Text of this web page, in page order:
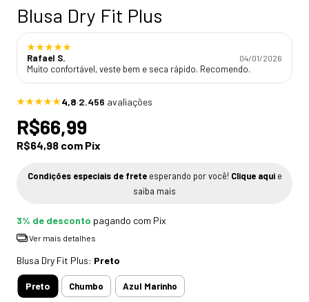
Blusa Dry Fit Plus
★★★★★
Rafael S.
04/01/2026
Muito confortável, veste bem e seca rápido. Recomendo.
★★★★★4,8·2.456 avaliações
R$66,99
R$64,98 com Pix
Condições especiais de freteesperando por você! Clique aquie
saiba mais
3% de desconto pagando com Pix
Ver mais detalhes
Blusa Dry Fit Plus: Preto
Preto Chumbo Azul Marinho